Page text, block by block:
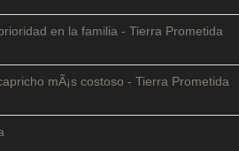
en la familia - Tierra Prometida
mÃ¡s costoso - Tierra Prometida